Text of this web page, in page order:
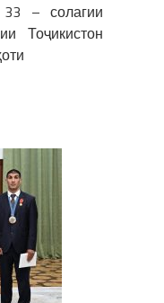
– солагии
Тоҷикистон